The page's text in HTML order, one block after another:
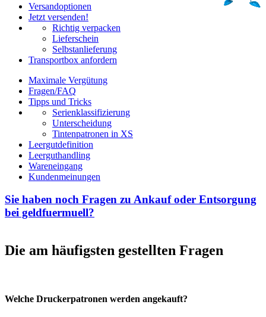
Versandoptionen
Jetzt versenden!
Richtig verpacken
Lieferschein
Selbstanlieferung
Transportbox anfordern
Maximale Vergütung
Fragen/FAQ
Tipps und Tricks
Serienklassifizierung
Unterscheidung
Tintenpatronen in XS
Leergutdefinition
Leerguthandling
Wareneingang
Kundenmeinungen
Sie haben noch Fragen zu Ankauf oder Entsorgung
bei geldfuermuell?
Die am häufigsten gestellten Fragen
Welche Druckerpatronen werden angekauft?